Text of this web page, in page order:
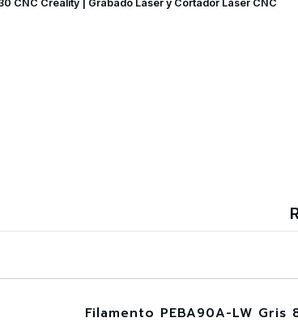
CNC Creality | Grabado Láser y Cortador Láser CNC
Filamento PEBA90A-LW